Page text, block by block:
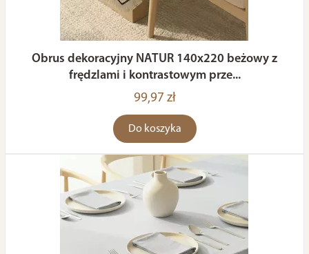
Obrus dekoracyjny NATUR 140x220 beżowy z
frędzlami i kontrastowym prze...
99,97 zł
Do koszyka